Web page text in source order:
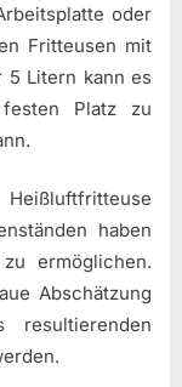
oder
Fritteusen mit
5 Litern kann es
Platz zu
haben
ermöglichen.
Abschätzung